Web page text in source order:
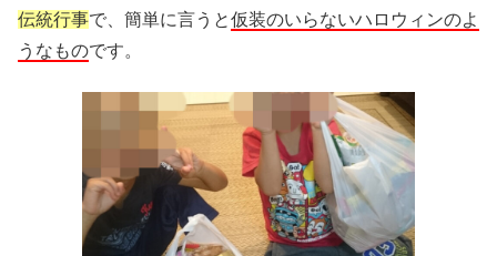
伝統行事で、簡単に言うと仮装のいらないハロウィンのよ
うなものです。